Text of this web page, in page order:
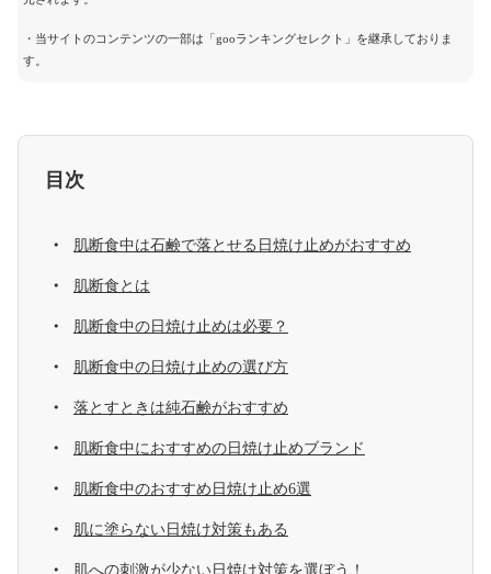
・当サイトのコンテンツの一部は「gooランキングセレクト」を継承しておりま
す。
目次
肌断食中は石鹸で落とせる日焼け止めがおすすめ
肌断食とは
肌断食中の日焼け止めは必要？
肌断食中の日焼け止めの選び方
落とすときは純石鹸がおすすめ
肌断食中におすすめの日焼け止めブランド
肌断食中のおすすめ日焼け止め6選
肌に塗らない日焼け対策もある
肌への刺激が少ない日焼け対策を選ぼう！